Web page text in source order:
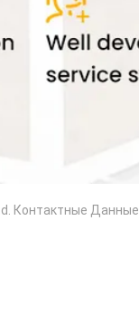
Контактные Данные